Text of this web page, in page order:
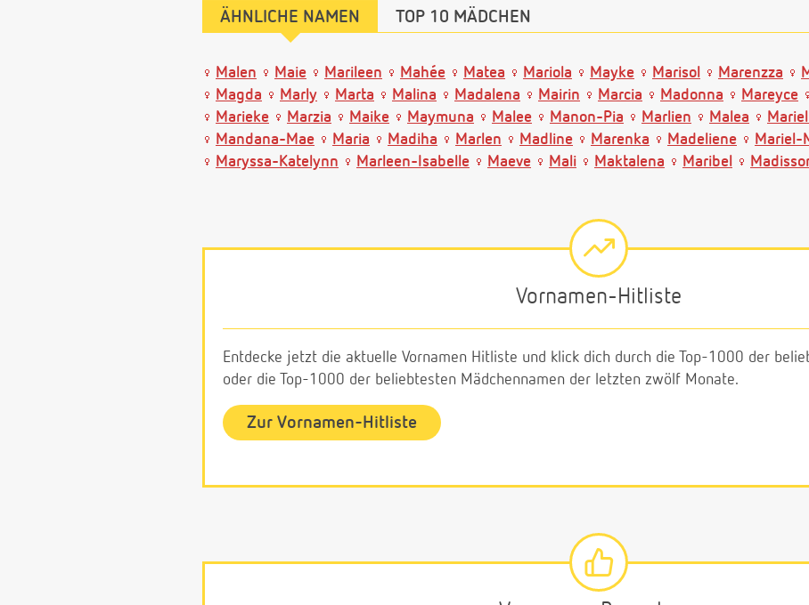
ÄHNLICHE NAMEN TOP 10 MÄDCHEN
Malen Maie Marileen Mahée Matea Mariola Mayke Marisol Marenzza
Magda
Marly Marta Malina Madalena Mairin Marcia Madonna Mareyce
Marieke
Marzia Maike Maymuna Malee Manon-Pia Marlien Malea
Mandana-Mae
Maria Madiha Marlen Madline Marenka Madeliene Mariel-
Maryssa-Katelynn
Marleen-Isabelle Maeve Mali Maktalena Maribel
Vornamen-Hitliste
Entdecke jetzt die aktuelle Vornamen Hitliste und klick dich durch die Top-1000 der
oder die Top-1000 der beliebtesten Mädchennamen der letzten zwölf Monate.
Zur Vornamen-Hitliste